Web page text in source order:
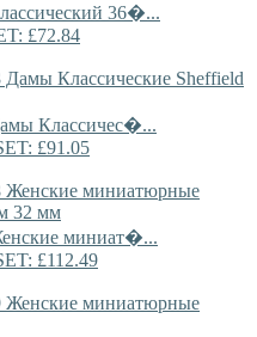
36�...
£72.84
Классичес�...
£91.05
миниат�...
£112.49